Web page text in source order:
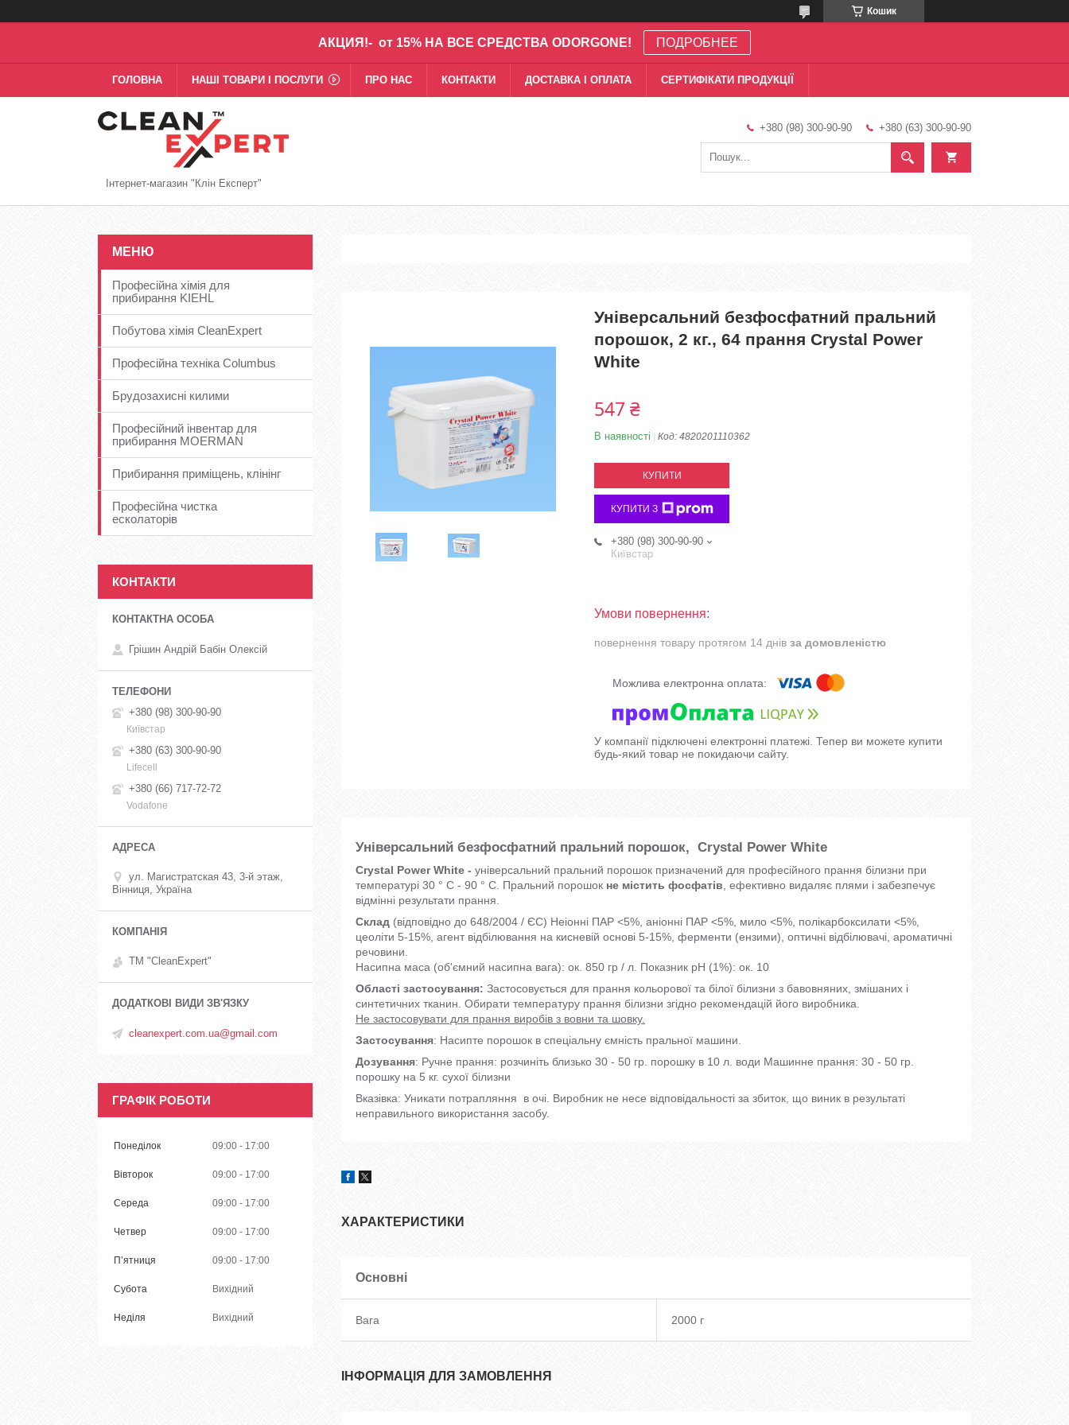
Кошик
АКЦИЯ!- от 15% НА ВСЕ СРЕДСТВА ODORGONE! ПОДРОБНЕЕ
ГОЛОВНА НАШІ ТОВАРИ І ПОСЛУГИ ПРО НАС КОНТАКТИ ДОСТАВКА І ОПЛАТА СЕРТИФІКАТИ ПРОДУКЦІЇ
Інтернет-магазин "Клін Експерт"
+380 (98) 300-90-90 +380 (63) 300-90-90
Універсальний безфосфатний пральний
порошок, 2 кг., 64 прання Crystal Power
White
547 ₴
В наявності Код: 4820201110362
КУПИТИ
КУПИТИ З
+380 (98) 300-90-90
Київстар
повернення товару протягом 14 днів за домовленістю
У компанії підключені електронні платежі. Тепер ви можете купити
будь-який товар не покидаючи сайту.
Універсальний безфосфатний пральний порошок, Crystal Power White
Crystal Power White - універсальний пральний порошок призначений для професійного прання білизни при
температурі 30 ° C - 90 ° C. Пральний порошок не містить фосфатів , ефективно видаляє плями і забезпечує
відмінні результати прання.
Склад (відповідно до 648/2004 / ЄС) Неіонні ПАР <5%, аніонні ПАР <5%, мило <5%, полікарбоксилати <5%,
цеоліти 5-15%, агент відбілювання на кисневій основі 5-15%, ферменти (ензими), оптичні відбілювачі, ароматичні
речовини.
Насипна маса (об'ємний насипна вага): ок. 850 гр / л. Показник рН (1%): ок. 10
Області застосування: Застосовується для прання кольорової та білої білизни з бавовняних, змішаних і
синтетичних тканин. Обирати температуру прання білизни згідно рекомендацій його виробника.
Не застосовувати для прання виробів з вовни та шовку.
Застосування: Насипте порошок в спеціальну ємність пральної машини.
Дозування: Ручне прання: розчиніть близько 30 - 50 гр. порошку в 10 л. води Машинне прання: 30 - 50 гр.
порошку на 5 кг. сухої білизни
Вказівка: Уникати потрапляння в очі. Виробник не несе відповідальності за збиток, що виник в результаті
неправильного використання засобу.
ХАРАКТЕРИСТИКИ
Основні
Вага 2000 г
ІНФОРМАЦІЯ ДЛЯ ЗАМОВЛЕННЯ
Професійна хімія для
прибирання KIEHL
Побутова хімія CleanExpert
Професійна техніка Columbus
Брудозахисні килими
Професійний інвентар для
прибирання MOERMAN
Прибирання приміщень, клінінг
Професійна чистка
есколаторів
КОНТАКТИ
Грішин Андрій Бабін Олексій
+380 (98) 300-90-90
Київстар
+380 (63) 300-90-90
Lifecell
+380 (66) 717-72-72
Vodafone
ул. Магистратская 43, 3-й этаж,
Вінниця, Україна
ТМ "CleanExpert"
cleanexpert.com.ua@gmail.com
ГРАФІК РОБОТИ
Понеділок 09:00 17:00
Вівторок 09:00 17:00
Середа 09:00 17:00
Четвер 09:00 17:00
Пʼятниця 09:00 17:00
Субота Вихідний
Неділя Вихідний